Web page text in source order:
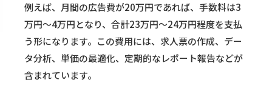
例えば、月間の広告費が20万円であれば、手数料は3
万円〜4万円となり、合計23万円〜24万円程度を支払
う形になります。この費用には、求人票の作成、デー
タ分析、単価の最適化、定期的なレポート報告などが
含まれています。